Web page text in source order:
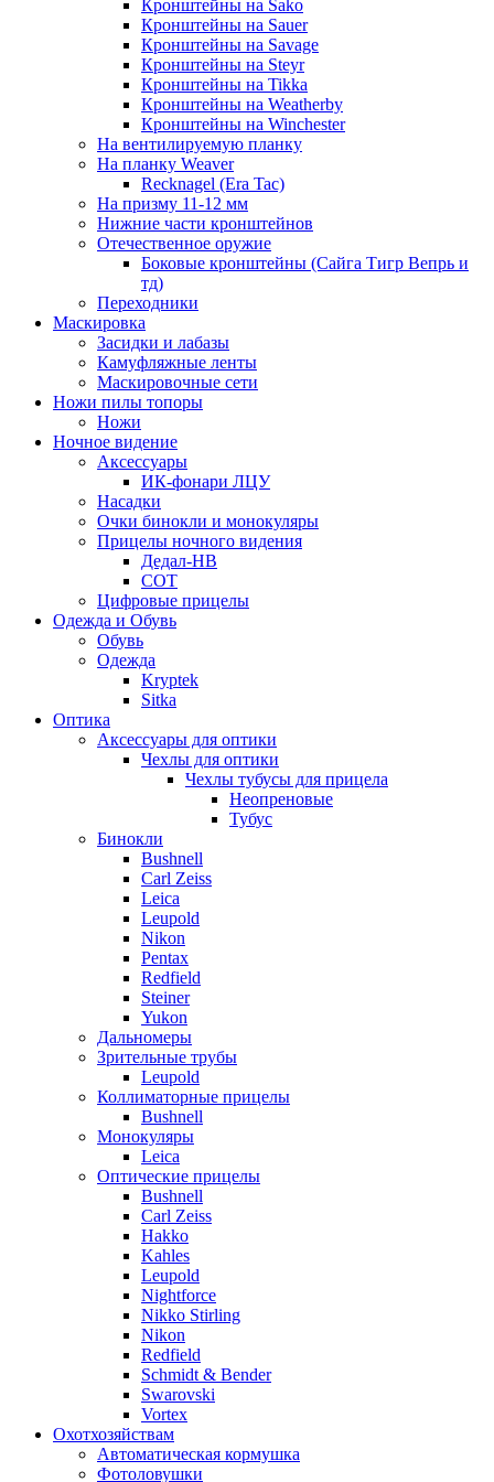
Кронштейны на Sako
Кронштейны на Sauer
Кронштейны на Savage
Кронштейны на Steyr
Кронштейны на Tikka
Кронштейны на Weatherby
Кронштейны на Winchester
На вентилируемую планку
На планку Weaver
Recknagel (Era Tac)
На призму 11-12 мм
Нижние части кронштейнов
Отечественное оружие
Боковые кронштейны (Сайга Тигр Вепрь и
тд)
Переходники
Маскировка
Засидки и лабазы
Камуфляжные ленты
Маскировочные сети
Ножи пилы топоры
Ножи
Ночное видение
Аксессуары
ИК-фонари ЛЦУ
Насадки
Очки бинокли и монокуляры
Прицелы ночного видения
Дедал-НВ
СОТ
Цифровые прицелы
Одежда и Обувь
Обувь
Одежда
Kryptek
Sitka
Оптика
Аксессуары для оптики
Чехлы для оптики
Чехлы тубусы для прицела
Неопреновые
Тубус
Бинокли
Bushnell
Carl Zeiss
Leica
Leupold
Nikon
Pentax
Redfield
Steiner
Yukon
Дальномеры
Зрительные трубы
Leupold
Коллиматорные прицелы
Bushnell
Монокуляры
Leica
Оптические прицелы
Bushnell
Carl Zeiss
Hakko
Kahles
Leupold
Nightforce
Nikko Stirling
Nikon
Redfield
Schmidt & Bender
Swarovski
Vortex
Охотхозяйствам
Автоматическая кормушка
Фотоловушки